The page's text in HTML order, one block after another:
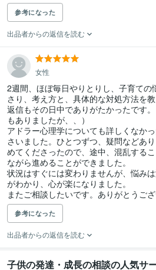
参考になった
出品者からの返信を読む
女性
2週間、ほぼ毎日やりとりし、子育て
さり、考え方と、具体的な対処方法を教
返信もその日中でありがたかったです
もありましたが、、）
アドラー心理学についても詳しくなか
さいました。ひとつずつ、疑問などあ
めてくださったので、途中、混乱する
ながら進めることができました。
状況はすぐには変わりませんが、悩み
がわかり、心が楽になりました。
またご相談したいです。ありがとうござ
参考になった
出品者からの返信を読む
子供の発達・成長の相談の人気サ